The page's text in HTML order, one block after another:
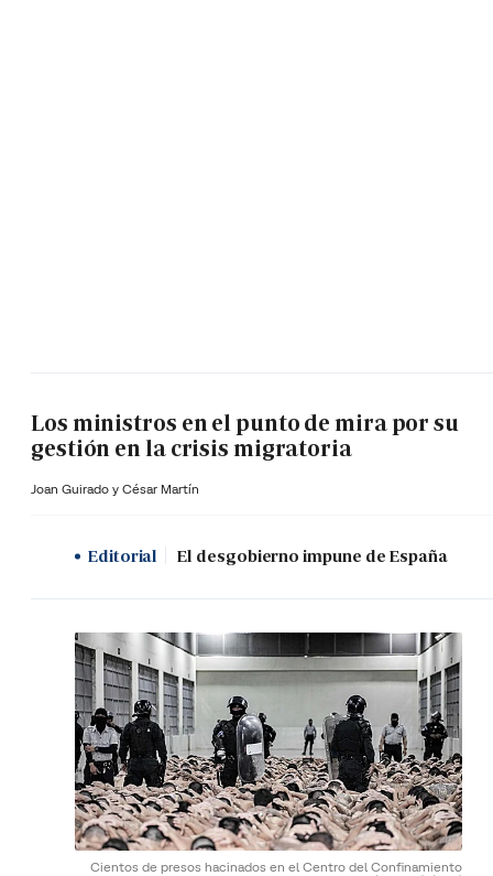
Los ministros en el punto de mira por su
gestión en la crisis migratoria
Joan Guirado y César Martín
Editorial El desgobierno impune de España
Cientos de presos hacinados en el Centro del Confinamiento